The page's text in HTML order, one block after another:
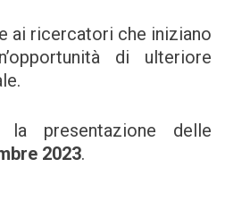
ai ricercatori che iniziano
di ulteriore
presentazione delle
2023.